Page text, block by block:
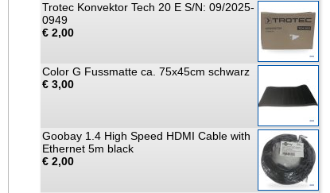
Trotec Konvektor Tech 20 E S/N: 09/2025-
0949
€ 2,00
Color G Fussmatte ca. 75x45cm schwarz
€ 3,00
Goobay 1.4 High Speed HDMI Cable with
Ethernet 5m black
€ 2,00